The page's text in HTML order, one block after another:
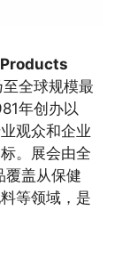
至全球规模最
年创办以
观众和企业
。展会由全
覆盖从保健
等领域，是